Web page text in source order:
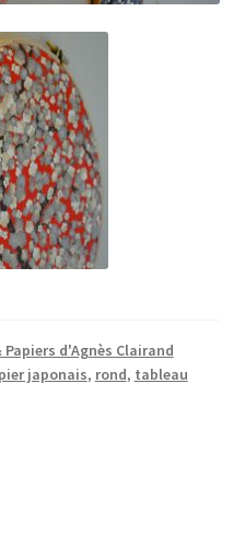
d'Agnès Clairand
japonais, rond, tableau